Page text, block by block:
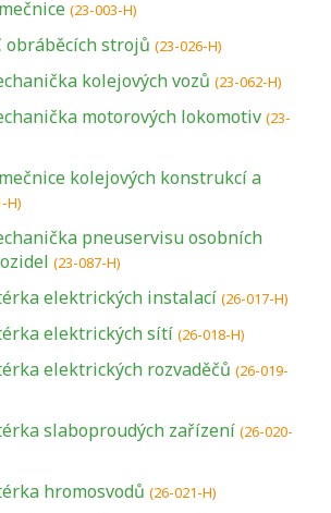
(23-003-H)
obráběcích strojů (23-026-H)
kolejových vozů (23-062-H)
motorových lokomotiv (23-
kolejových konstrukcí a
H)
pneuservisu osobních
(23-087-H)
elektrických instalací (26-017-H)
elektrických sítí (26-018-H)
elektrických rozvaděčů (26-019-
slaboproudých zařízení (26-020-
hromosvodů (26-021-H)